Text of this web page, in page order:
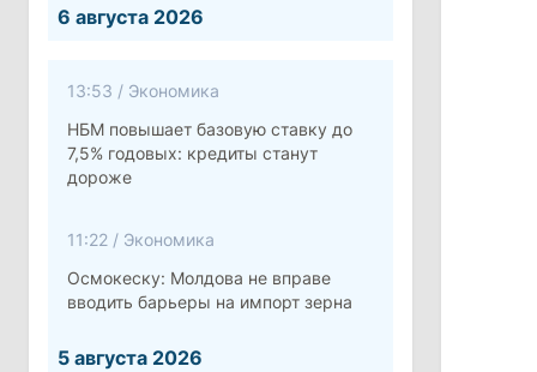
6 августа 2026
13:53 / Экономика
НБМ повышает базовую ставку до
7,5% годовых: кредиты станут
дороже
11:22 / Экономика
Осмокеску: Молдова не вправе
вводить барьеры на импорт зерна
5 августа 2026